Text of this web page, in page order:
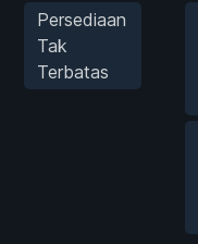
Persediaan
Tak
Terbatas